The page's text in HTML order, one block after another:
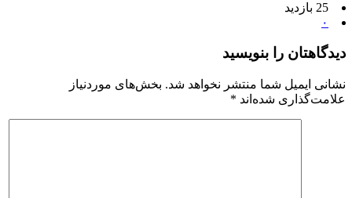
25 بازدید
۰
دیدگاهتان را بنویسید
نشانی ایمیل شما منتشر نخواهد شد. بخش‌های موردنیاز
علامت‌گذاری شده‌اند *